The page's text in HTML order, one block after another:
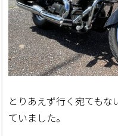
とりあえず行く宛ても
ていました。